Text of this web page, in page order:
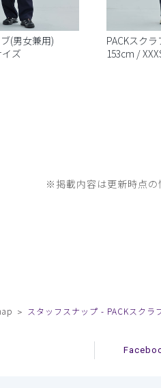
(男女兼用)
ズ
PACKスク
153cm /
※掲載内容は更新時点の
スタッフスナップ - PACKスク